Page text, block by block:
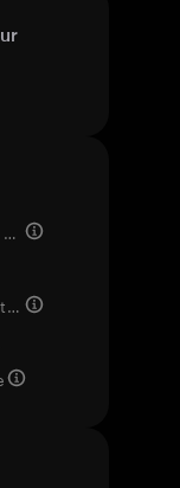
Classement du marché
Valorisation entièrement diluée